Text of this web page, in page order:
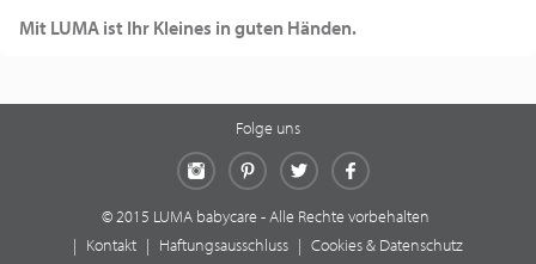
Mit LUMA ist Ihr Kleines in guten Händen.
Folge uns
Pinterest TwitterFacebook
© 2015 LUMA babycare - Alle Rechte vorbehalten
| Kontakt | Haftungsausschluss | Cookies & Datenschutz